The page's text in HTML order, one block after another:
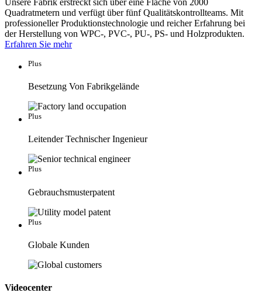
Quadratmetern und verfügt über fünf Qualitätskontrollteams. Mit
professioneller Produktionstechnologie und reicher Erfahrung bei
der Herstellung von WPC-, PVC-, PU-, PS- und Holzprodukten.
Erfahren Sie mehr
Plus
Besetzung Von Fabrikgelände
Plus
Leitender Technischer Ingenieur
Plus
Gebrauchsmusterpatent
Plus
Globale Kunden
Videocenter